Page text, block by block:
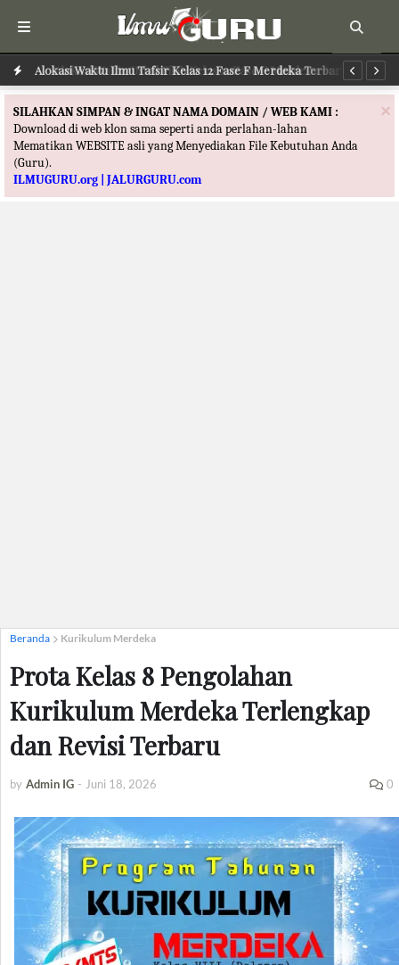
Alokasi Waktu Ilmu Tafsir Kelas 12 Fase F Merdeka Terbaru
×
SILAHKAN SIMPAN & INGAT NAMA DOMAIN / WEB KAMI :
Download di web klon sama seperti anda perlahan-lahan
Mematikan WEBSITE asli yang Menyediakan File Kebutuhan Anda
(Guru).
ILMUGURU.org | JALURGURU.com
Beranda Kurikulum Merdeka
Prota Kelas 8 Pengolahan
Kurikulum Merdeka Terlengkap
dan Revisi Terbaru
by Admin IG - Juni 18, 2026 0